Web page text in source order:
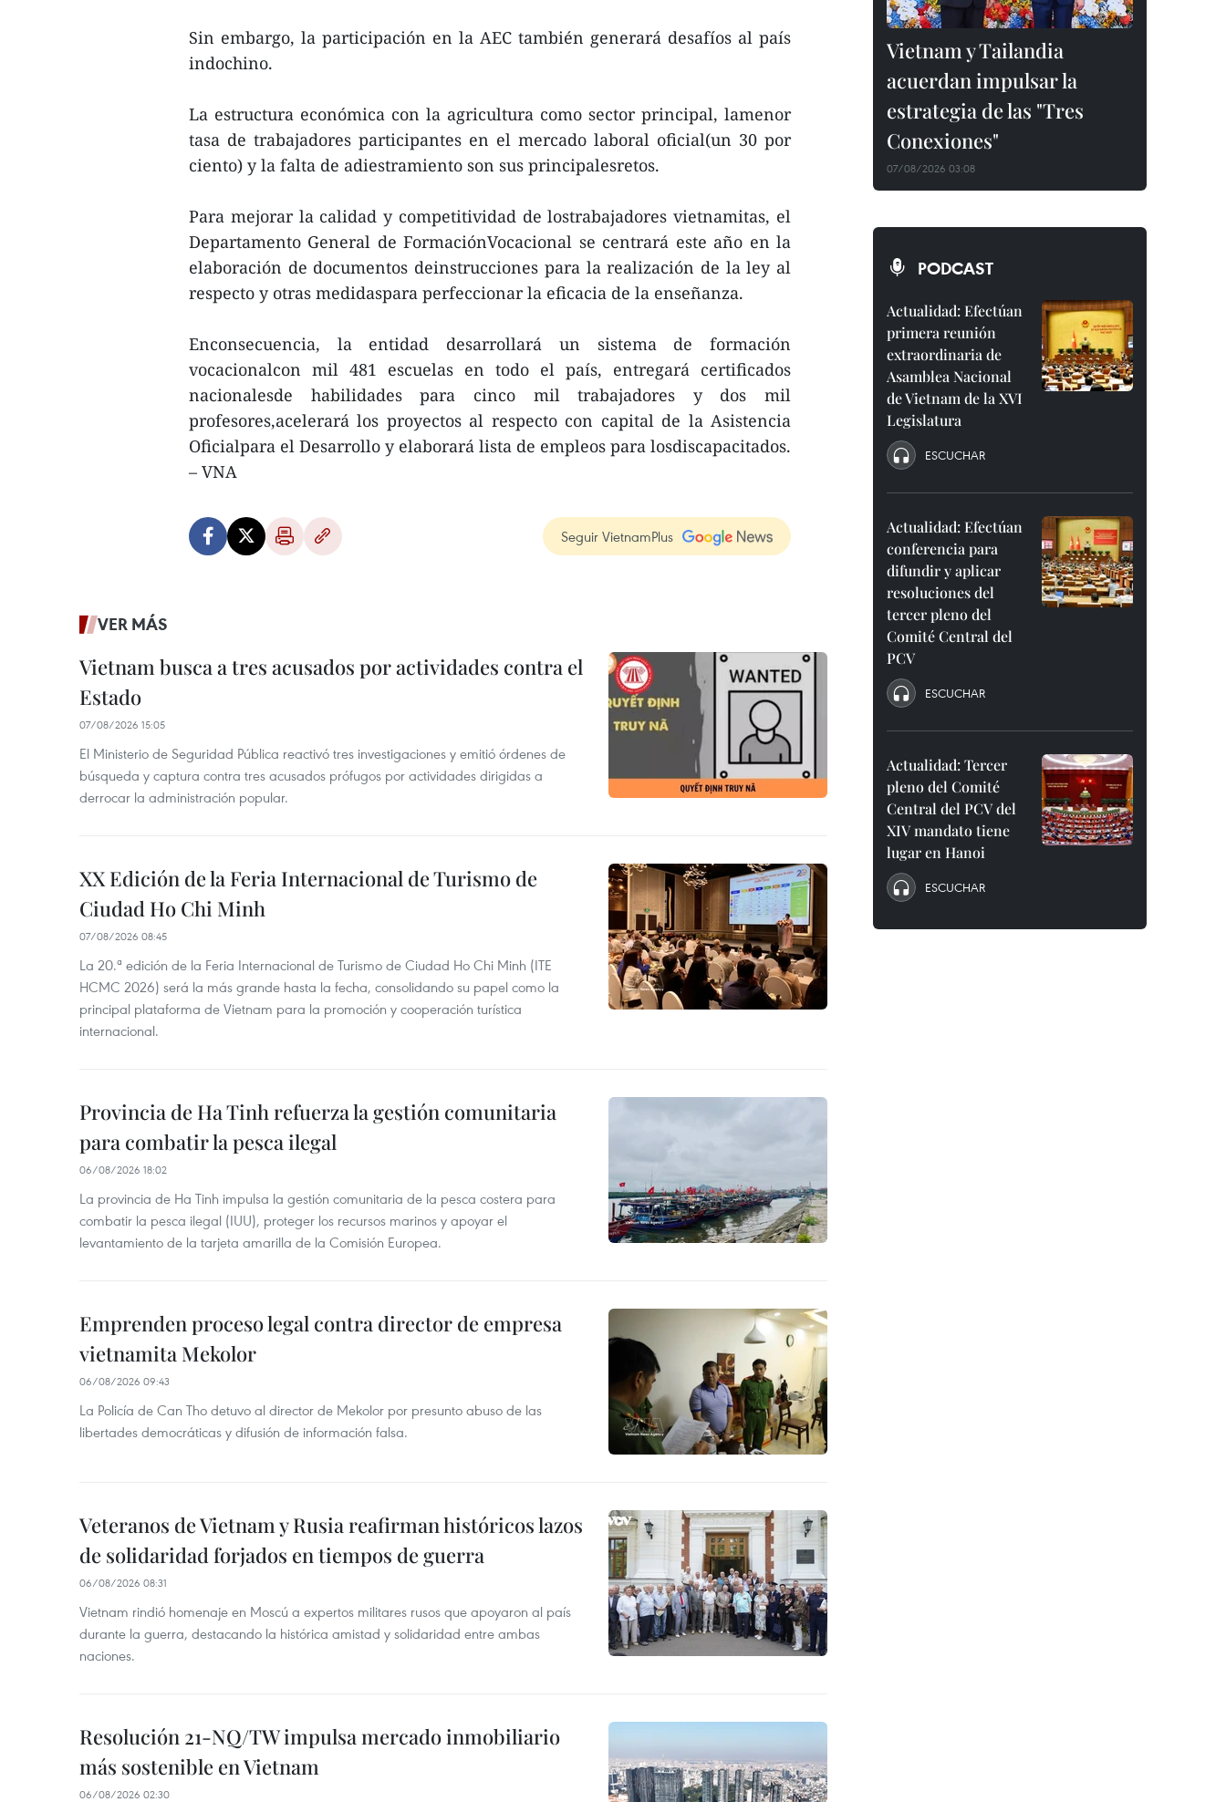
Sin embargo, la participación en la AEC también generará desafíos al país
indochino.
La estructura económica con la agricultura como sector principal, lamenor
tasa de trabajadores participantes en el mercado laboral oficial(un 30 por
ciento) y la falta de adiestramiento son sus principalesretos.
Para mejorar la calidad y competitividad de lostrabajadores vietnamitas, el
Departamento General de FormaciónVocacional se centrará este año en la
elaboración de documentos deinstrucciones para la realización de la ley al
respecto y otras medidaspara perfeccionar la eficacia de la enseñanza.
Enconsecuencia, la entidad desarrollará un sistema de formación
vocacionalcon mil 481 escuelas en todo el país, entregará certificados
nacionalesde habilidades para cinco mil trabajadores y dos mil
profesores,acelerará los proyectos al respecto con capital de la Asistencia
Oficialpara el Desarrollo y elaborará lista de empleos para losdiscapacitados.
– VNA
Seguir VietnamPlus
VER MÁS
Vietnam busca a tres acusados por actividades contra el
Estado
07/08/2026 15:05
El Ministerio de Seguridad Pública reactivó tres investigaciones y emitió órdenes de
búsqueda y captura contra tres acusados prófugos por actividades dirigidas a
derrocar la administración popular.
XX Edición de la Feria Internacional de Turismo de
Ciudad Ho Chi Minh
07/08/2026 08:45
La 20.ª edición de la Feria Internacional de Turismo de Ciudad Ho Chi Minh (ITE
HCMC 2026) será la más grande hasta la fecha, consolidando su papel como la
principal plataforma de Vietnam para la promoción y cooperación turística
internacional.
Provincia de Ha Tinh refuerza la gestión comunitaria
para combatir la pesca ilegal
06/08/2026 18:02
La provincia de Ha Tinh impulsa la gestión comunitaria de la pesca costera para
combatir la pesca ilegal (IUU), proteger los recursos marinos y apoyar el
levantamiento de la tarjeta amarilla de la Comisión Europea.
Emprenden proceso legal contra director de empresa
vietnamita Mekolor
06/08/2026 09:43
La Policía de Can Tho detuvo al director de Mekolor por presunto abuso de las
libertades democráticas y difusión de información falsa.
Veteranos de Vietnam y Rusia reafirman históricos lazos
de solidaridad forjados en tiempos de guerra
06/08/2026 08:31
Vietnam rindió homenaje en Moscú a expertos militares rusos que apoyaron al país
durante la guerra, destacando la histórica amistad y solidaridad entre ambas
naciones.
Resolución 21-NQ/TW impulsa mercado inmobiliario
más sostenible en Vietnam
06/08/2026 02:30
Vietnam y Tailandia
acuerdan impulsar la
estrategia de las "Tres
Conexiones"
07/08/2026 03:08
PODCAST
Actualidad: Efectúan
primera reunión
extraordinaria de
Asamblea Nacional
de Vietnam de la XVI
Legislatura
ESCUCHAR
Actualidad: Efectúan
conferencia para
difundir y aplicar
resoluciones del
tercer pleno del
Comité Central del
PCV
ESCUCHAR
Actualidad: Tercer
pleno del Comité
Central del PCV del
XIV mandato tiene
lugar en Hanoi
ESCUCHAR